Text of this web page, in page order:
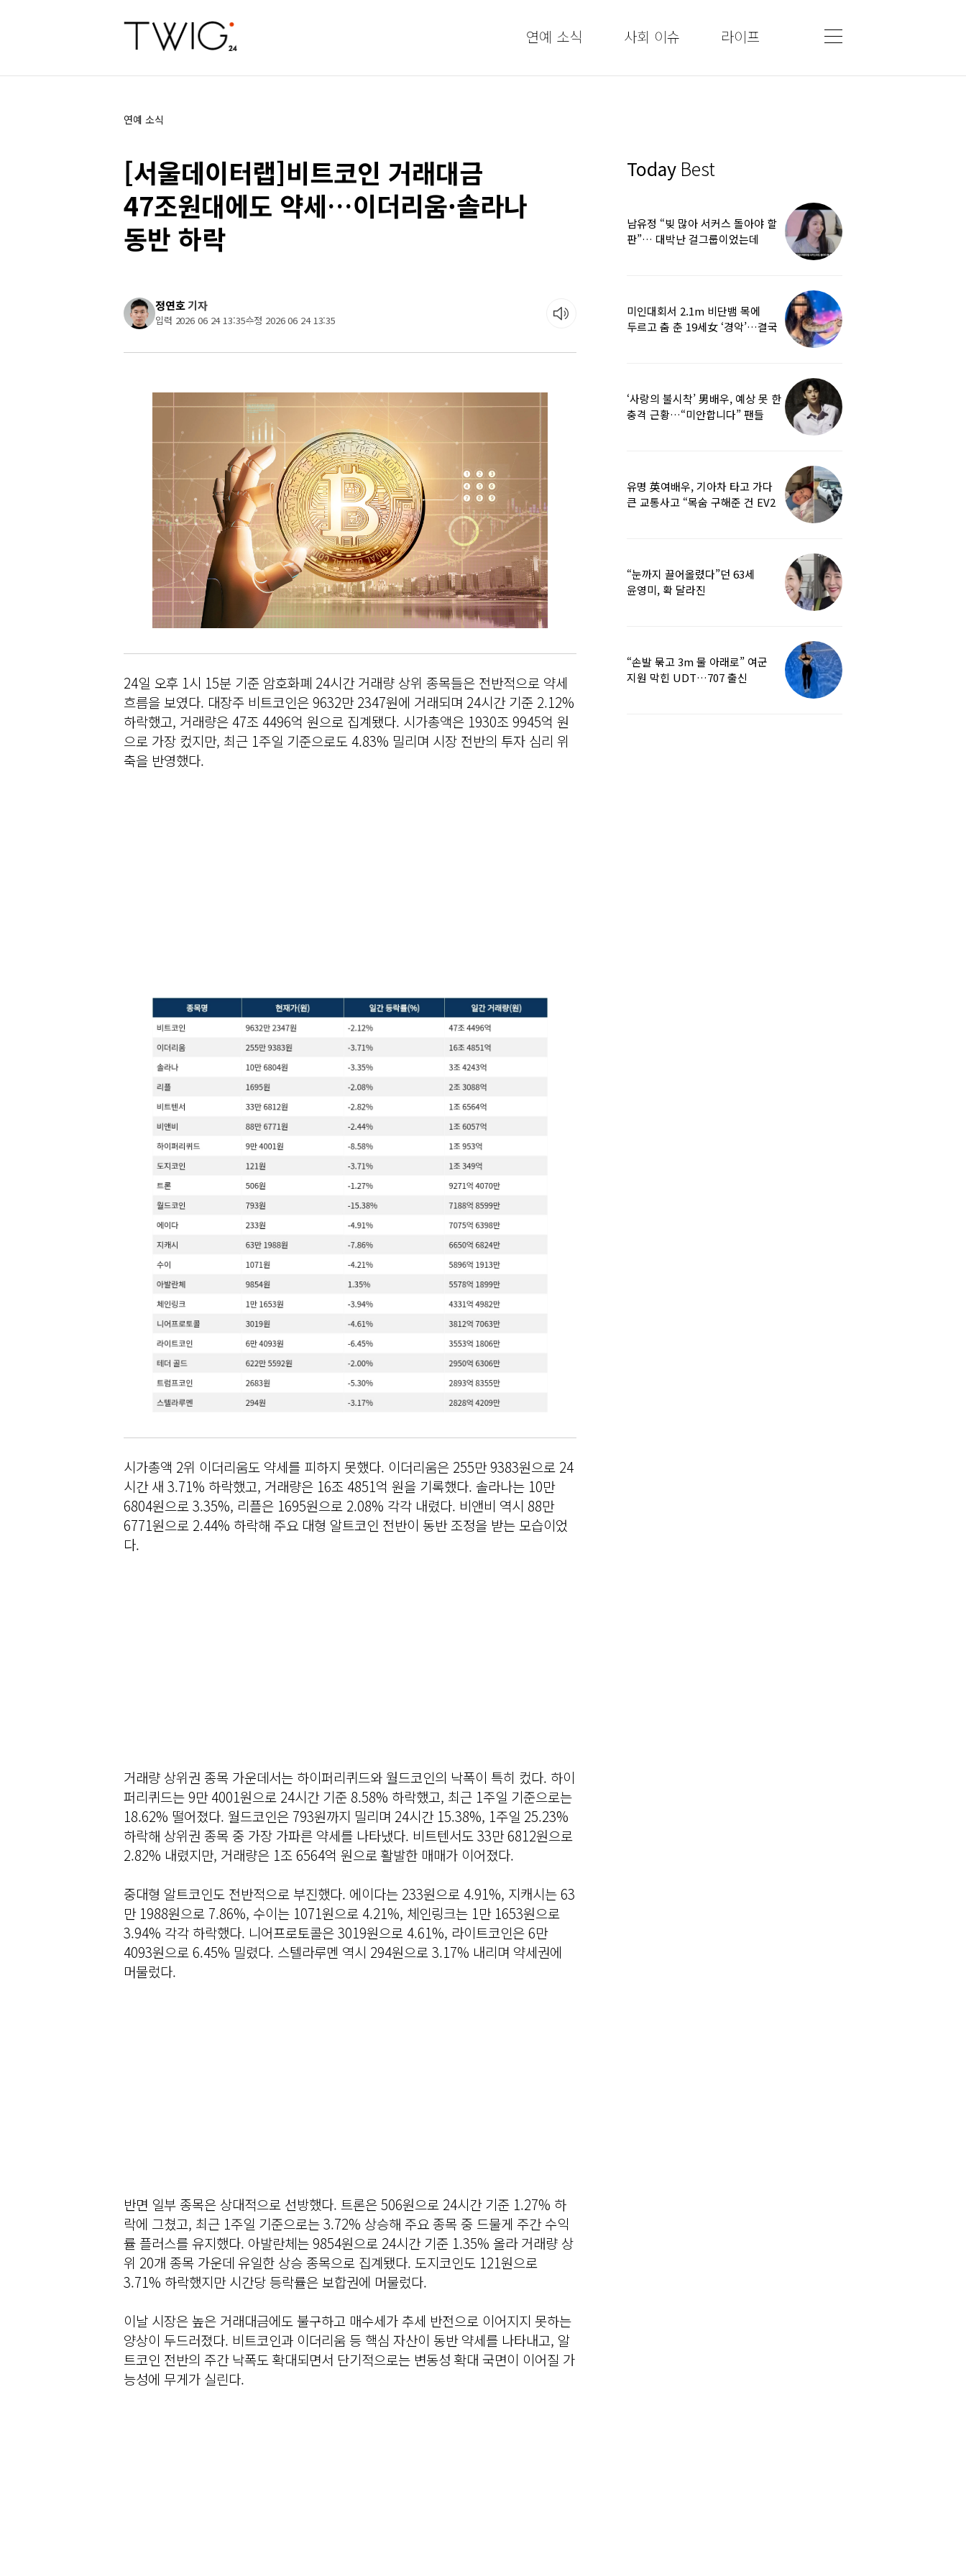
연예 소식 사회 이슈 라이프
연예 소식
[서울데이터랩]비트코인 거래대금
47조원대에도 약세…이더리움·솔라나
동반 하락
정연호기자
입력 2026 06 24 13:35수정 2026 06 24 13:35
24일 오후 1시 15분 기준 암호화폐 24시간 거래량 상위 종목들은 전반적으로 약세
흐름을 보였다. 대장주 비트코인은 9632만 2347원에 거래되며 24시간 기준 2.12%
하락했고, 거래량은 47조 4496억 원으로 집계됐다. 시가총액은 1930조 9945억 원
으로 가장 컸지만, 최근 1주일 기준으로도 4.83% 밀리며 시장 전반의 투자 심리 위
축을 반영했다.
시가총액 2위 이더리움도 약세를 피하지 못했다. 이더리움은 255만 9383원으로 24
시간 새 3.71% 하락했고, 거래량은 16조 4851억 원을 기록했다. 솔라나는 10만
6804원으로 3.35%, 리플은 1695원으로 2.08% 각각 내렸다. 비앤비 역시 88만
6771원으로 2.44% 하락해 주요 대형 알트코인 전반이 동반 조정을 받는 모습이었
다.
거래량 상위권 종목 가운데서는 하이퍼리퀴드와 월드코인의 낙폭이 특히 컸다. 하이
퍼리퀴드는 9만 4001원으로 24시간 기준 8.58% 하락했고, 최근 1주일 기준으로는
18.62% 떨어졌다. 월드코인은 793원까지 밀리며 24시간 15.38%, 1주일 25.23%
하락해 상위권 종목 중 가장 가파른 약세를 나타냈다. 비트텐서도 33만 6812원으로
2.82% 내렸지만, 거래량은 1조 6564억 원으로 활발한 매매가 이어졌다.
중대형 알트코인도 전반적으로 부진했다. 에이다는 233원으로 4.91%, 지캐시는 63
만 1988원으로 7.86%, 수이는 1071원으로 4.21%, 체인링크는 1만 1653원으로
3.94% 각각 하락했다. 니어프로토콜은 3019원으로 4.61%, 라이트코인은 6만
4093원으로 6.45% 밀렸다. 스텔라루멘 역시 294원으로 3.17% 내리며 약세권에
머물렀다.
반면 일부 종목은 상대적으로 선방했다. 트론은 506원으로 24시간 기준 1.27% 하
락에 그쳤고, 최근 1주일 기준으로는 3.72% 상승해 주요 종목 중 드물게 주간 수익
률 플러스를 유지했다. 아발란체는 9854원으로 24시간 기준 1.35% 올라 거래량 상
위 20개 종목 가운데 유일한 상승 종목으로 집계됐다. 도지코인도 121원으로
3.71% 하락했지만 시간당 등락률은 보합권에 머물렀다.
이날 시장은 높은 거래대금에도 불구하고 매수세가 추세 반전으로 이어지지 못하는
양상이 두드러졌다. 비트코인과 이더리움 등 핵심 자산이 동반 약세를 나타내고, 알
트코인 전반의 주간 낙폭도 확대되면서 단기적으로는 변동성 확대 국면이 이어질 가
능성에 무게가 실린다.
Today Best
남유정 “빚 많아 서커스 돌아야 할
판”… 대박난 걸그룹이었는데
미인대회서 2.1m 비단뱀 목에
두르고 춤 춘 19세女 ‘경악’…결국
‘사랑의 불시착’ 男배우, 예상 못 한
충격 근황…“미안합니다” 팬들
유명 英여배우, 기아차 타고 가다
큰 교통사고 “목숨 구해준 건 EV2
“눈까지 끌어올렸다”던 63세
윤영미, 확 달라진
“손발 묶고 3m 물 아래로” 여군
지원 막힌 UDT…707 출신